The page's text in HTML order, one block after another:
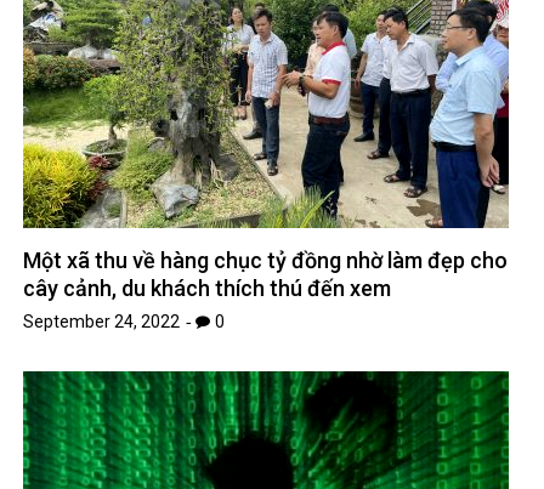
Một xã thu về hàng chục tỷ đồng nhờ làm đẹp cho
cây cảnh, du khách thích thú đến xem
September 24, 2022 0